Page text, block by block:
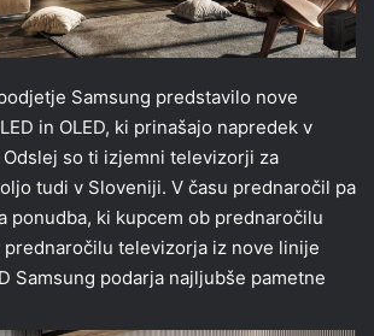
Samsung predstavilo nove
in OLED, ki prinašajo napredek v
so ti izjemni televizorji za
tudi v Sloveniji. V času prednaročil pa
ponudba, ki kupcem ob prednaročilu
prednaročilu televizorja iz nove linije
Samsung podarja najljubše pametne